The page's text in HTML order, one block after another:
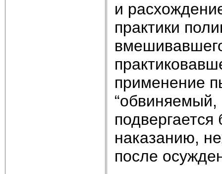
и
практики
применение
наказанию,
после